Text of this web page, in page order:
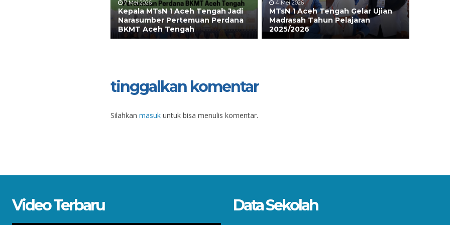
7 Mei 2026
Kepala MTsN 1 Aceh Tengah Jadi
Narasumber Pertemuan Perdana
BKMT Aceh Tengah
4 Mei 2026
MTsN 1 Aceh Tengah Gelar Ujian
Madrasah Tahun Pelajaran
2025/2026
tinggalkan komentar
Silahkan masuk untuk bisa menulis komentar.
Video Terbaru Data Sekolah